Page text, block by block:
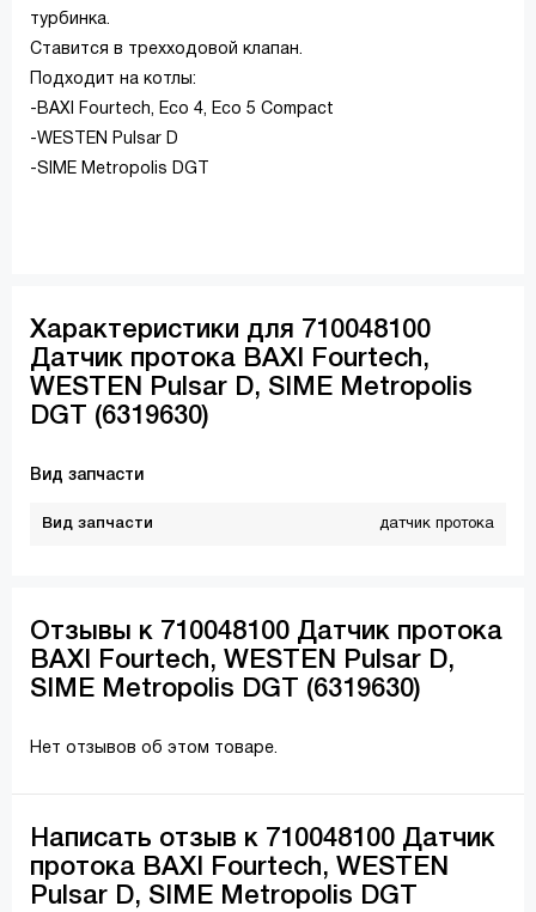
турбинка.
Ставится в трехходовой клапан.
Подходит на котлы:
-BAXI Fourtech, Eco 4, Eco 5 Compact
-WESTEN Pulsar D
-SIME Metropolis DGT
Характеристики для 710048100
Датчик протока BAXI Fourtech,
WESTEN Pulsar D, SIME Metropolis
DGT (6319630)
Вид запчасти
Вид запчасти датчик протока
Отзывы к 710048100 Датчик протока
BAXI Fourtech, WESTEN Pulsar D,
SIME Metropolis DGT (6319630)
Нет отзывов об этом товаре.
Написать отзыв к 710048100 Датчик
протока BAXI Fourtech, WESTEN
Pulsar D, SIME Metropolis DGT